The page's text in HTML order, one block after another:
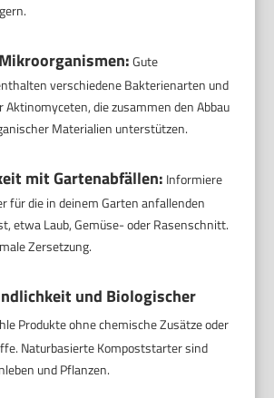
Gute
verschiedene Bakterienarten und
Aktinomyceten, die zusammen den Abbau
Materialien unterstützen.
mit Gartenabfällen: Informiere
für die in deinem Garten anfallenden
etwa Laub, Gemüse- oder Rasenschnitt.
Zersetzung.
und Biologischer
Produkte ohne chemische Zusätze oder
Naturbasierte Kompoststarter sind
und Pflanzen.